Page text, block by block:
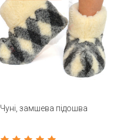
Чуні, замшева підошва